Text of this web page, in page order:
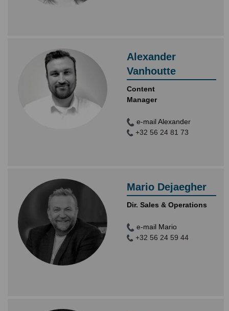
Alexander
Vanhoutte
Content
Manager
e-mail Alexander
+32 56 24 81 73
Mario Dejaegher
Dir. Sales & Operations
e-mail Mario
+32 56 24 59 44